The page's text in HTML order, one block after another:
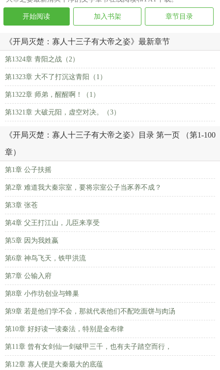
开始阅读 加入书架 章节目录
《开局灭楚：寡人十三子有大帝之姿》最新章节
第1324章 青阳之战（2）
第1323章 大不了打沉这青阳（1）
第1322章 师弟，醒醒啊！（1）
第1321章 大破元阳，虚空对决。（3）
《开局灭楚：寡人十三子有大帝之姿》目录 第一页 （第1-100
章）
第1章 公子扶摇
第2章 难道我大秦宗室，要将宗室公子当豕养不成？
第3章 张苍
第4章 父王打江山，儿臣来享受
第5章 因为我姓嬴
第6章 神鸟飞天，铁甲洪流
第7章 公输入府
第8章 小作坊创业与蜂巢
第9章 若是他们学不会，那就代表他们不配吃面饼与肉汤
第10章 好好读一读秦法，特别是金布律
第11章 曾有女剑仙一剑破甲三千，也有夫子踏空而行，
第12章 寡人便是大秦最大的底蕴